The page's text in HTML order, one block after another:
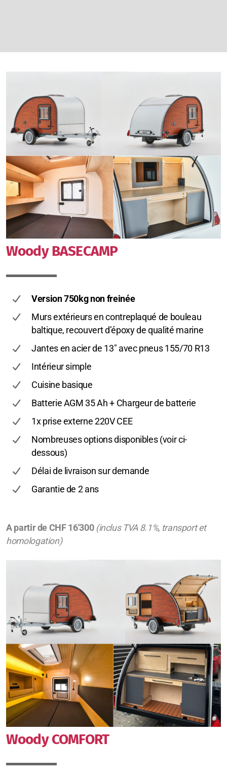
Woody BASECAMP
Version 750kg non freinée
Murs extérieurs en contreplaqué de bouleau
baltique, recouvert d’époxy de qualité marine
Jantes en acier de 13" avec pneus 155/70 R13
Intérieur simple
Cuisine basique
Batterie AGM 35 Ah + Chargeur de batterie
1x prise externe 220V CEE
Nombreuses options disponibles (voir ci-
dessous)
Délai de livraison sur demande
Garantie de 2 ans
A partir de CHF 16'300 (inclus TVA 8.1%, transport et
homologation)
Woody COMFORT